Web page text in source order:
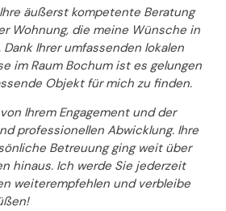
äußerst kompetente Beratung
Wohnung, die meine Wünsche in
Ihrer umfassenden lokalen
im Raum Bochum ist es gelungen
Objekt für mich zu finden.
Ihrem Engagement und der
professionellen Abwicklung. Ihre
Betreuung ging weit über
hinaus. Ich werde Sie jederzeit
weiterempfehlen und verbleibe